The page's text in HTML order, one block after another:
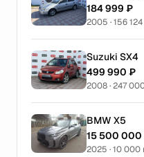
184 999 ₽
2005 · 156
Suzuki SX4
499 990 ₽
2008 · 247
BMW X5
15 500 000
2025 · 10 000